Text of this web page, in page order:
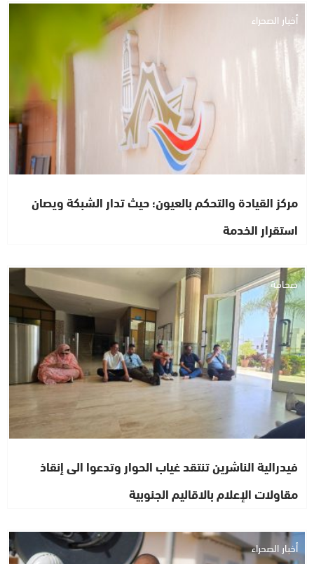
أخبار الصحراء
مركز القيادة والتحكم بالعيون؛ حيث تدار الشبكة ويصان
استقرار الخدمة
صحافة
فيدرالية الناشرين تنتقد غياب الحوار وتدعوا الى إنقاذ
مقاولات الإعلام بالاقاليم الجنوبية
أخبار الصحراء